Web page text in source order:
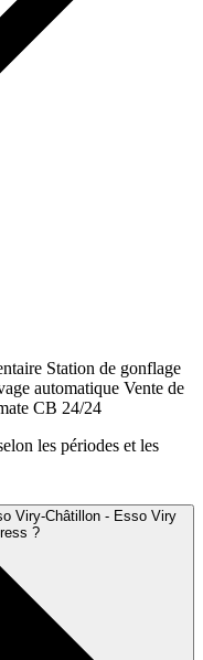
Station de gonflage
automatique Vente de
CB 24/24
les périodes et les
Viry-Châtillon - Esso Viry
?